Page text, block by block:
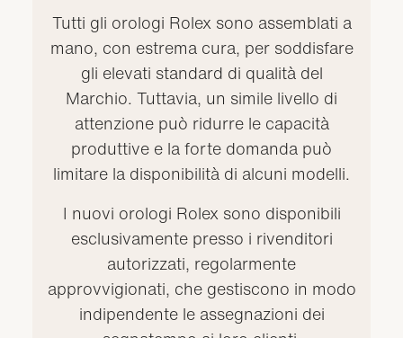
Tutti gli orologi Rolex sono assemblati a
mano, con estrema cura, per soddisfare
gli elevati standard di qualità del
Marchio. Tuttavia, un simile livello di
attenzione può ridurre le capacità
produttive e la forte domanda può
limitare la disponibilità di alcuni modelli.
I nuovi orologi Rolex sono disponibili
esclusivamente presso i rivenditori
autorizzati, regolarmente
approvvigionati, che gestiscono in modo
indipendente le assegnazioni dei